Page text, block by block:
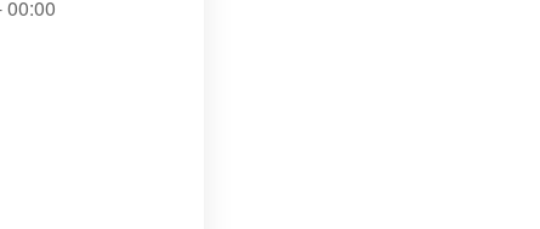
00:00